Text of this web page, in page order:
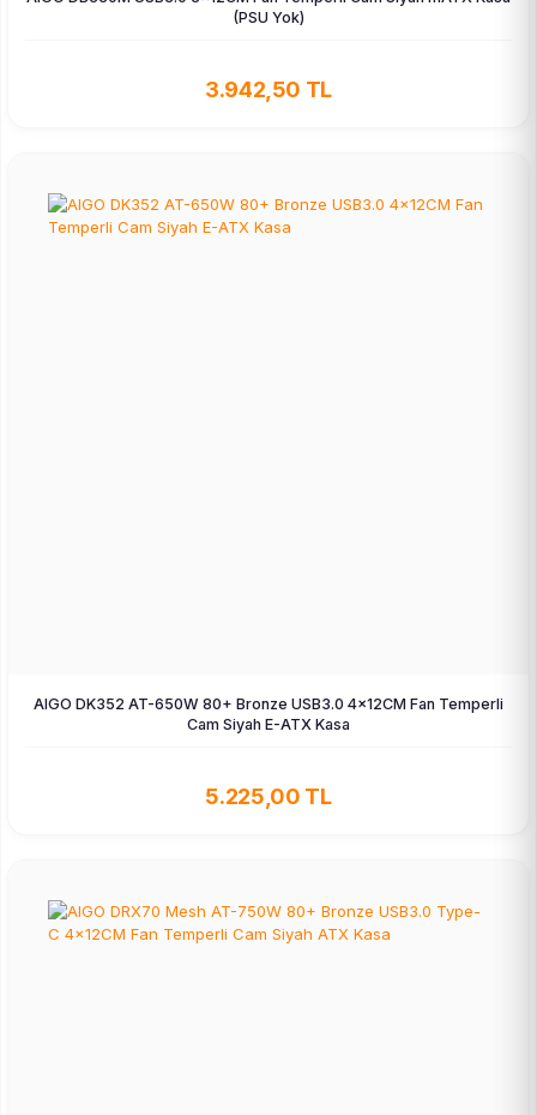
(PSU Yok)
3.942,50 TL
AIGO DK352 AT-650W 80+ Bronze USB3.0 4×12CM Fan Temperli
Cam Siyah E-ATX Kasa
5.225,00 TL